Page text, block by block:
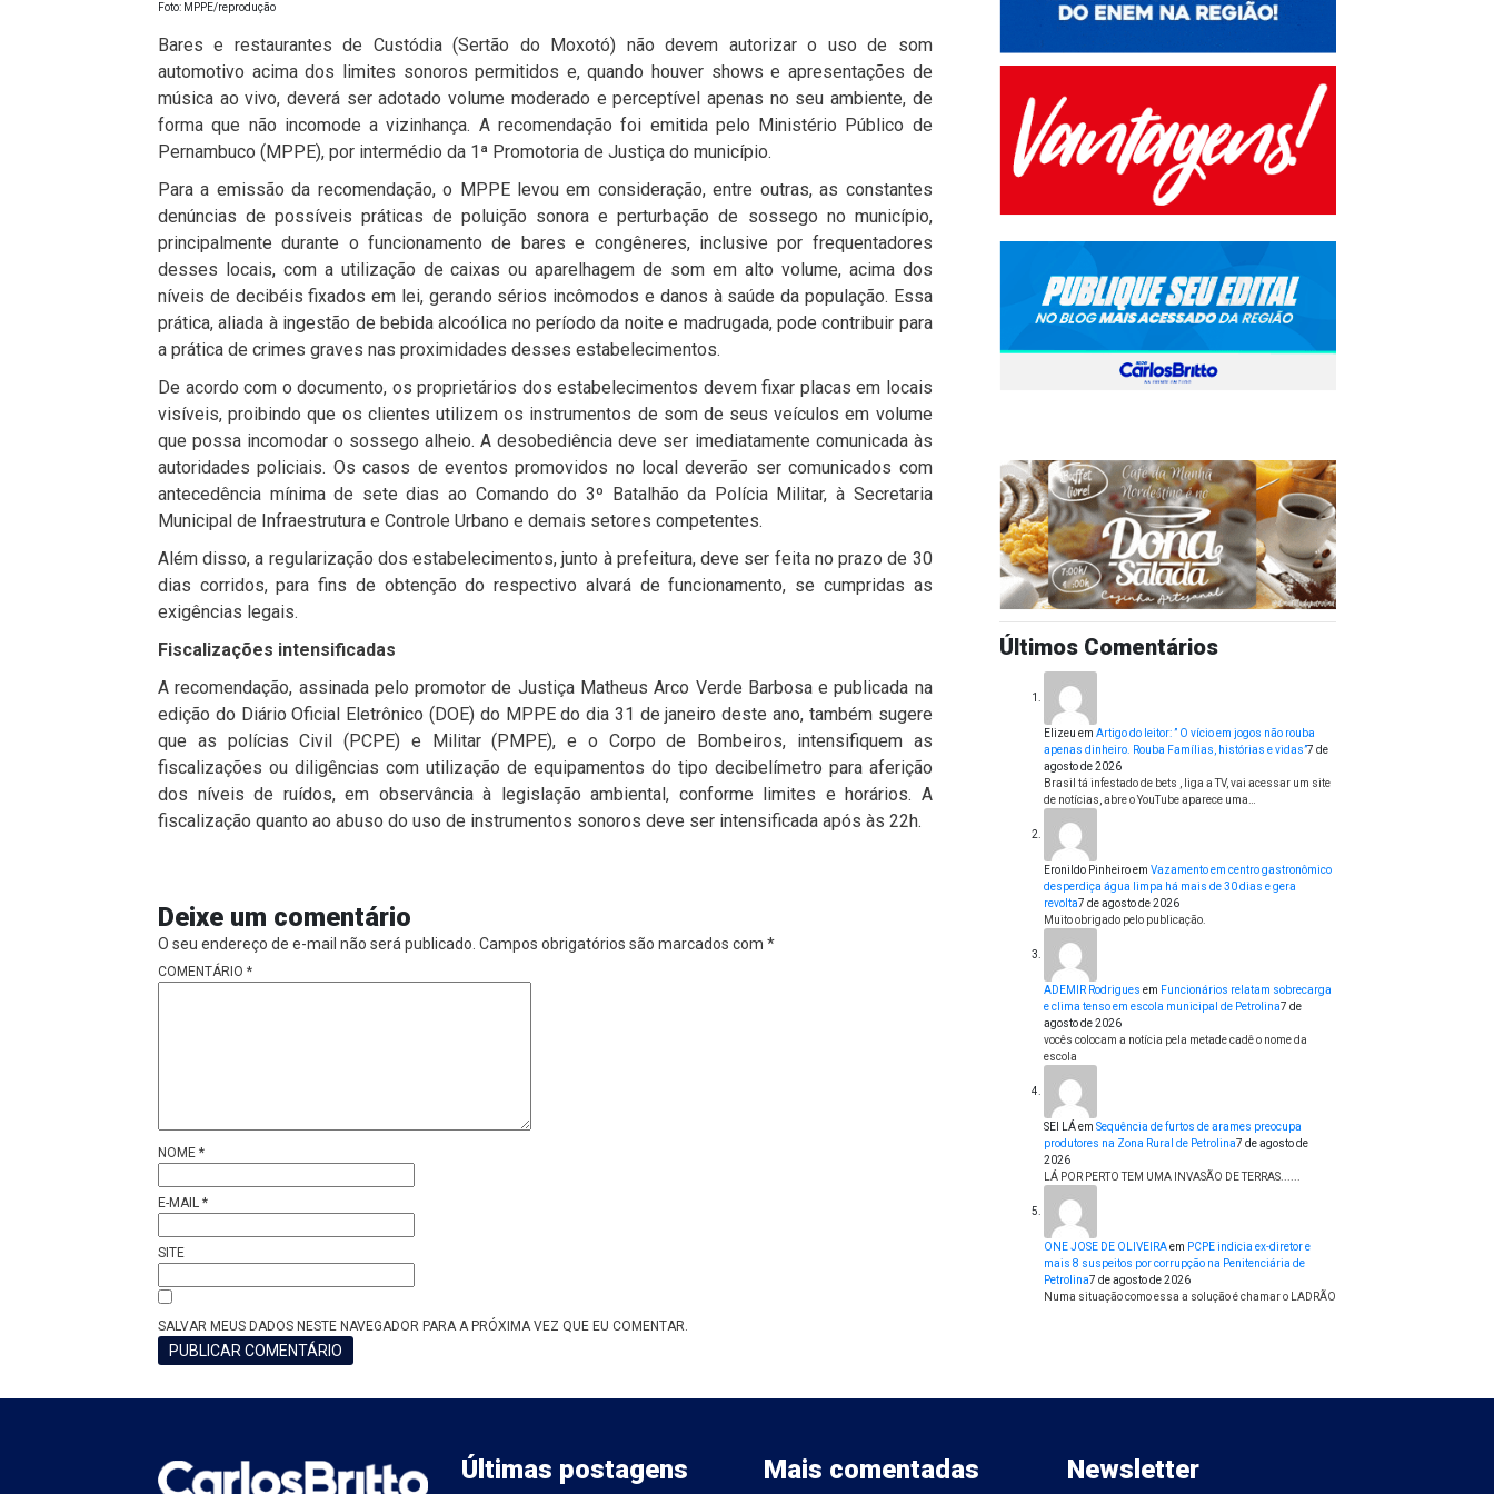
Foto: MPPE/reprodução
Bares e restaurantes de Custódia (Sertão do Moxotó) não devem autorizar o uso de som
automotivo acima dos limites sonoros permitidos e, quando houver shows e apresentações de
música ao vivo, deverá ser adotado volume moderado e perceptível apenas no seu ambiente, de
forma que não incomode a vizinhança. A recomendação foi emitida pelo Ministério Público de
Pernambuco (MPPE), por intermédio da 1ª Promotoria de Justiça do município.
Para a emissão da recomendação, o MPPE levou em consideração, entre outras, as constantes
denúncias de possíveis práticas de poluição sonora e perturbação de sossego no município,
principalmente durante o funcionamento de bares e congêneres, inclusive por frequentadores
desses locais, com a utilização de caixas ou aparelhagem de som em alto volume, acima dos
níveis de decibéis fixados em lei, gerando sérios incômodos e danos à saúde da população. Essa
prática, aliada à ingestão de bebida alcoólica no período da noite e madrugada, pode contribuir para
a prática de crimes graves nas proximidades desses estabelecimentos.
De acordo com o documento, os proprietários dos estabelecimentos devem fixar placas em locais
visíveis, proibindo que os clientes utilizem os instrumentos de som de seus veículos em volume
que possa incomodar o sossego alheio. A desobediência deve ser imediatamente comunicada às
autoridades policiais. Os casos de eventos promovidos no local deverão ser comunicados com
antecedência mínima de sete dias ao Comando do 3º Batalhão da Polícia Militar, à Secretaria
Municipal de Infraestrutura e Controle Urbano e demais setores competentes.
Além disso, a regularização dos estabelecimentos, junto à prefeitura, deve ser feita no prazo de 30
dias corridos, para fins de obtenção do respectivo alvará de funcionamento, se cumpridas as
exigências legais.
Fiscalizações intensificadas
A recomendação, assinada pelo promotor de Justiça Matheus Arco Verde Barbosa e publicada na
edição do Diário Oficial Eletrônico (DOE) do MPPE do dia 31 de janeiro deste ano, também sugere
que as polícias Civil (PCPE) e Militar (PMPE), e o Corpo de Bombeiros, intensifiquem as
fiscalizações ou diligências com utilização de equipamentos do tipo decibelímetro para aferição
dos níveis de ruídos, em observância à legislação ambiental, conforme limites e horários. A
fiscalização quanto ao abuso do uso de instrumentos sonoros deve ser intensificada após às 22h.
Deixe um comentário
O seu endereço de e-mail não será publicado. Campos obrigatórios são marcados com *
COMENTÁRIO *
NOME *
E-MAIL *
SITE
SALVAR MEUS DADOS NESTE NAVEGADOR PARA A PRÓXIMA VEZ QUE EU COMENTAR.
Últimos Comentários
Elizeu em Artigo do leitor: ” O vício em jogos não rouba
apenas dinheiro. Rouba Famílias, histórias e vidas”7 de
agosto de 2026
Brasil tá infestado de bets , liga a TV, vai acessar um site
de notícias, abre o YouTube aparece uma…
Eronildo Pinheiroem Vazamento em centro gastronômico
desperdiça água limpa há mais de 30 dias e gera
revolta7 de agosto de 2026
Muito obrigado pelo publicação.
ADEMIR Rodrigues em Funcionários relatam sobrecarga
e clima tenso em escola municipal de Petrolina7 de
agosto de 2026
vocês colocam a notícia pela metade cadê o nome da
escola
SEI LÁem Sequência de furtos de arames preocupa
produtores na Zona Rural de Petrolina7 de agosto de
2026
LÁ POR PERTO TEM UMA INVASÃO DE TERRAS......
ONE JOSE DE OLIVEIRAem PCPE indicia ex-diretor e
mais 8 suspeitos por corrupção na Penitenciária de
Petrolina7 de agosto de 2026
Numa situação como essa a solução é chamar o LADRÃO
Últimas postagens Mais comentadas Newsletter